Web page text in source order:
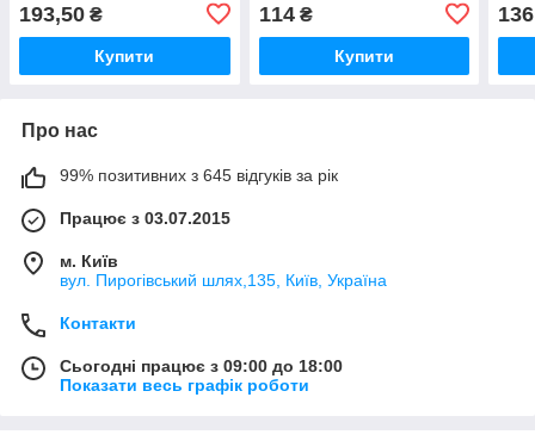
193,50 ₴
Купити
114₴
Купити
Про нас
99% позитивних з 645 відгуків за рік
Працює з 03.07.2015
м. Київ
вул. Пирогівський шлях,135, Київ, Україна
Контакти
Сьогодні працює з 09:00 до 18:00
Показати весь графік роботи